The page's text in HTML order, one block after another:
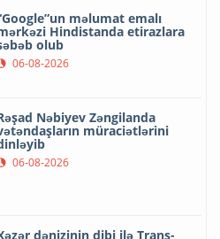
məlumat emalı
Hindistanda etirazlara
olub
06-08-2026
Nəbiyev Zəngilanda
müraciətlərini
06-08-2026
dənizinin dibi ilə Trans-